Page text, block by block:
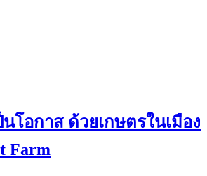
โอกาส ด้วยเกษตรในเมือง
Farm